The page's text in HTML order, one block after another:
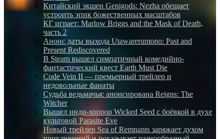
Китайский экшен Genigods: Nezha обещает
устроить эпик божественных масштабов
КГ играет: Marlow Briggs and the Mask of Death,
часть 2
Анонс даты выхода Utawarerumono: Past and
Present Rediscovered
В Steam вышел симпатичный комедийно-
фантастический квест Earth Must Die
Code Vein II — премьерный трейлер и
недовольные фанаты
Судьба ведьмачья: анонсирована Reigns: The
Witcher
Вышел инди-хоррор Wicked Seed с боёвкой в духе
культовой Parasite Eve
Новый трейлер Sea of Remnants заряжает духом